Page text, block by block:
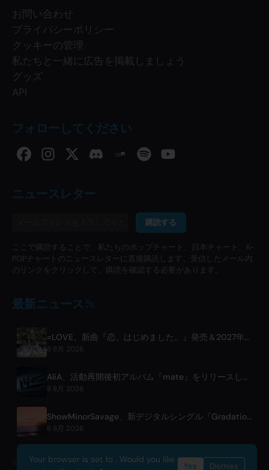
お問い合わせ
プライバシーポリシー
クッキーの管理
私たちと一緒に広告を掲載しましょう
グッズ
API
フォローしてください
ニュースレター
購読する
ここで購読することで、私たちのポップチャート、日本チャート、K-
POPチャートのニュースレターに直接購読します。受信したメール内
のリンクをクリックして、購読を確認する必要があります。
最新ニュース
=LOVE、新曲『恋、はじめました。』発売＆2027年東京ドーム公演を発表
8 8月 2026
AliA、活動再開後初アルバム『mate』をリリースし、東京ライブを発表
8 8月 2026
ShowMinorSavage、新デジタルシングル『Gradation』を発表
8 8月 2026
© 2026 OnlyHit. All rights reserved. - Metadata provided byACRCloud
Your browser is set to . Would you like
Yes Dismiss